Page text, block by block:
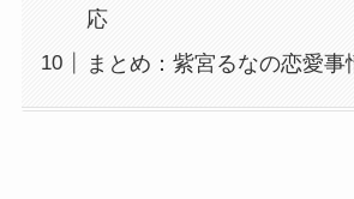
応
まとめ：紫宮るなの恋愛事